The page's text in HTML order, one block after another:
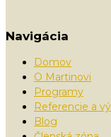
Navigácia
Domov
O Martinovi
Programy
Referencie a
Blog